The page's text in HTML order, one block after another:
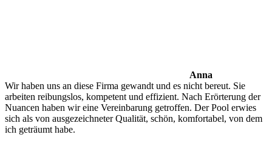
Anna
Wir haben uns an diese Firma gewandt und es nicht bereut. Sie
arbeiten reibungslos, kompetent und effizient. Nach Erörterung der
Nuancen haben wir eine Vereinbarung getroffen. Der Pool erwies
sich als von ausgezeichneter Qualität, schön, komfortabel, von dem
ich geträumt habe.